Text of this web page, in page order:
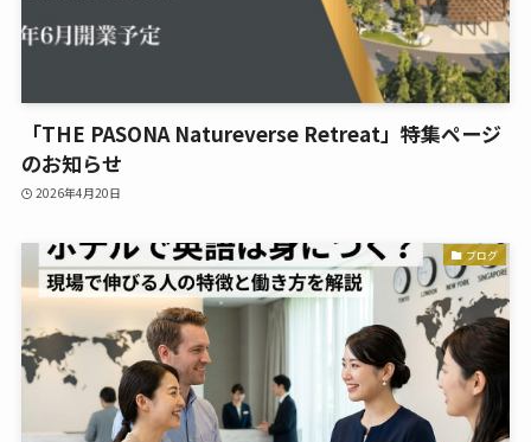
「THE PASONA Natureverse Retreat」特集ページ
のお知らせ
2026年4月20日
ブログ